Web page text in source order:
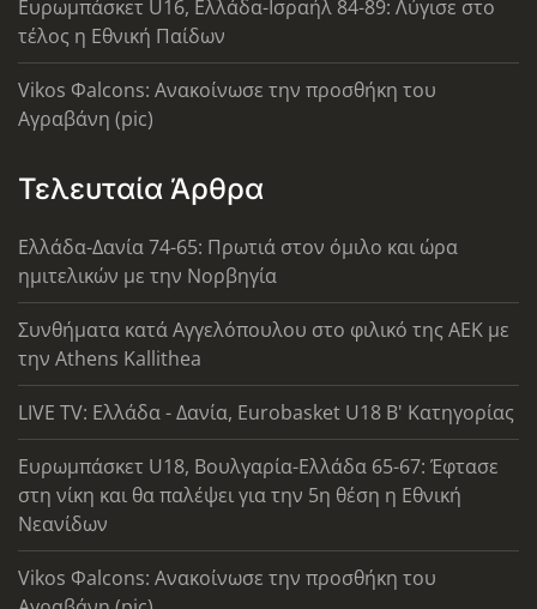
Ευρωμπάσκετ U16, Ελλάδα-Ισραήλ 84-89: Λύγισε στο
τέλος η Εθνική Παίδων
Vikos Φalcons: Ανακοίνωσε την προσθήκη του
Αγραβάνη (pic)
Τελευταία Άρθρα
Ελλάδα-Δανία 74-65: Πρωτιά στον όμιλο και ώρα
ημιτελικών με την Νορβηγία
Συνθήματα κατά Αγγελόπουλου στο φιλικό της ΑΕΚ με
την Athens Kallithea
LIVE TV: Ελλάδα - Δανία, Eurobasket U18 Β' Κατηγορίας
Ευρωμπάσκετ U18, Βουλγαρία-Ελλάδα 65-67: Έφτασε
στη νίκη και θα παλέψει για την 5η θέση η Εθνική
Νεανίδων
Vikos Φalcons: Ανακοίνωσε την προσθήκη του